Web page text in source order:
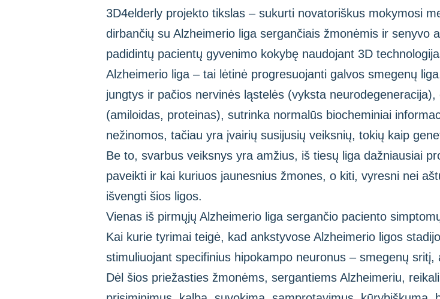
3D4elderly projekto tikslas – sukurti novatoriškus mokymosi
dirbančių su Alzheimerio liga sergančiais žmonėmis ir senyvo
padidintų pacientų gyvenimo kokybę naudojant 3D
Alzheimerio liga – tai lėtinė progresuojanti galvos smegenų
jungtys ir pačios nervinės ląstelės (vyksta
(amiloidas, proteinas), sutrinka normalūs biocheminiai
nežinomos, tačiau yra įvairių susijusių veiksnių, tokių kaip
Be to, svarbus veiksnys yra amžius, iš tiesų liga dažniausiai
paveikti ir kai kuriuos jaunesnius žmones, o kiti, vyresni nei
išvengti šios ligos.
Vienas iš pirmųjų Alzheimerio liga sergančio paciento
Kai kurie tyrimai teigė, kad ankstyvose Alzheimerio ligos
stimuliuojant specifinius hipokampo neuronus – smegenų
Dėl šios priežasties žmonėms, sergantiems Alzheimeriu,